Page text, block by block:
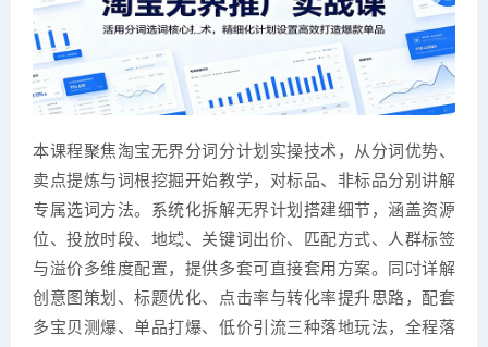
本课程聚焦淘宝无界分词分计划实操技术，从分词优势、
卖点提炼与词根挖掘开始教学，对标品、非标品分别讲解
专属选词方法。系统化拆解无界计划搭建细节，涵盖资源
位、投放时段、地域、关键词出价、匹配方式、人群标签
与溢价多维度配置，提供多套可直接套用方案。同时详解
创意图策划、标题优化、点击率与转化率提升思路，配套
多宝贝测爆、单品打爆、低价引流三种落地玩法，全程落